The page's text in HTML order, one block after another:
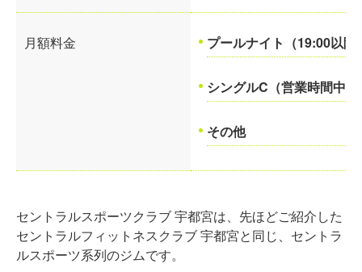
月額料金 プールナイト（19:00以
シングルC（営業時間中
その他
セントラルスポーツクラブ 宇都宮は、先ほどご紹介した
セントラルフィットネスクラブ 宇都宮と同じ、セントラ
ルスポーツ系列のジムです。